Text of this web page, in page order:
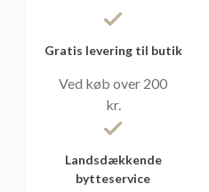
Gratis levering til butik
Ved køb over 200
kr.
Landsdækkende
bytteservice